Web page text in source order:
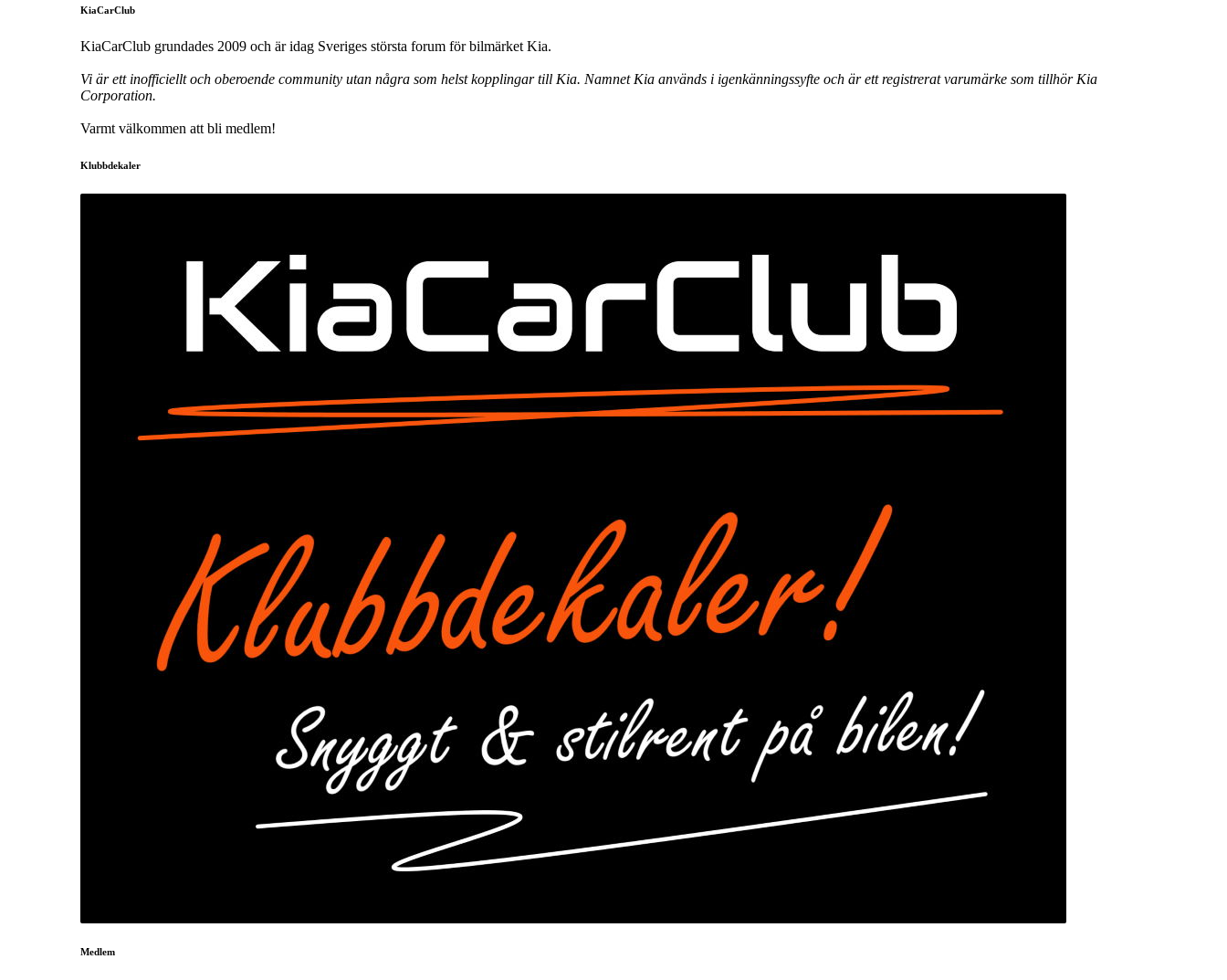
KiaCarClub
KiaCarClub grundades 2009 och är idag Sveriges största forum för bilmärket Kia.
Vi är ett inofficiellt och oberoende community utan några som helst kopplingar till Kia. Namnet Kia används i igenkänningssyfte och är ett registrerat varumärke som tillhör Kia
Corporation.
Varmt välkommen att bli medlem!
Klubbdekaler
Medlem